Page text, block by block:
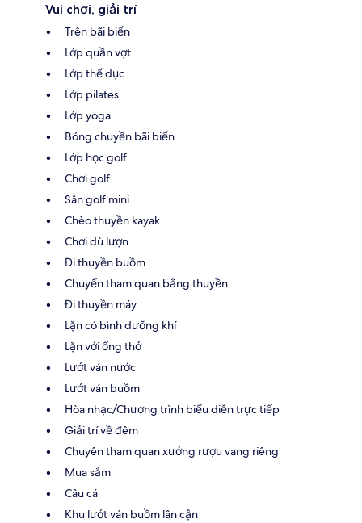
Vui chơi, giải trí
Trên bãi biển
Lớp quần vợt
Lớp thể dục
Lớp pilates
Lớp yoga
Bóng chuyền bãi biển
Lớp học golf
Chơi golf
Sân golf mini
Chèo thuyền kayak
Chơi dù lượn
Đi thuyền buồm
Chuyến tham quan bằng thuyền
Đi thuyền máy
Lặn có bình dưỡng khí
Lặn với ống thở
Lướt ván nước
Lướt ván buồm
Hòa nhạc/Chương trình biểu diễn trực tiếp
Giải trí về đêm
Chuyên tham quan xưởng rượu vang riêng
Mua sắm
Câu cá
Khu lướt ván buồm lân cận